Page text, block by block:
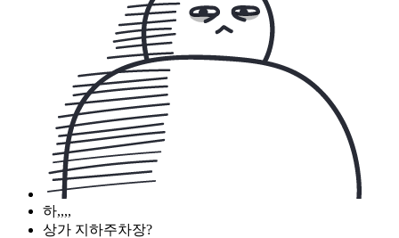
하,,,,
상가 지하주차장?